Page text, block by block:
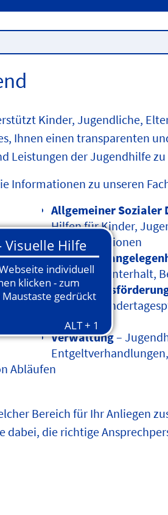
Kinder, Jugendliche,
Ihnen einen transparenten
Leistungen der Jugendhilfe
Informationen zu unseren
Allgemeiner Sozialer
Hilfen für Kinder,
Krisensituationen
um Kindesunterhalt,
Hort und
Verfahren
Verwaltung–
Abläufen
Bereich für Ihr Anliegen
dabei, die richtige